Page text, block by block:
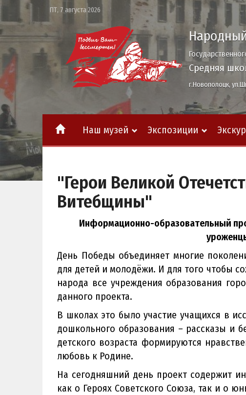
ПТ, 7 августа 2026
Средняя
г.Новополоцк,
Наш музей Экспозиции
"Герои Великой
Витебщины"
Информационно-образовательный
День Победы объединяет многие
для детей и молодёжи. И для того чтобы
народа все учреждения образования
данного проекта.
В школах это было участие учащихся в
дошкольного образования – рассказы и
детского возраста формируются
любовь к Родине.
На сегодняшний день проект содержит
как о Героях Советского Союза, так и о